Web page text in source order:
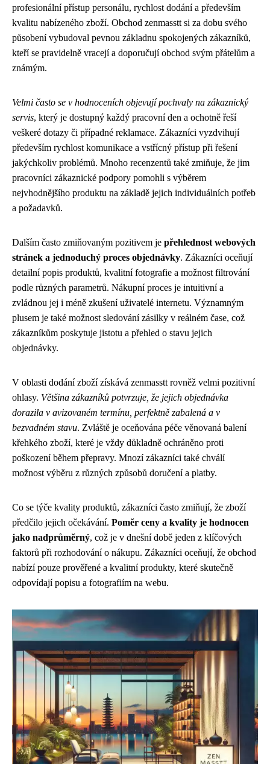
profesionální přístup personálu, rychlost dodání a především
kvalitu nabízeného zboží. Obchod zenmasstt si za dobu svého
působení vybudoval pevnou základnu spokojených zákazníků,
kteří se pravidelně vracejí a doporučují obchod svým přátelům a
známým.
Velmi často se v hodnoceních objevují pochvaly na zákaznický
servis, který je dostupný každý pracovní den a ochotně řeší
veškeré dotazy či případné reklamace. Zákazníci vyzdvihují
především rychlost komunikace a vstřícný přístup při řešení
jakýchkoliv problémů. Mnoho recenzentů také zmiňuje, že jim
pracovníci zákaznické podpory pomohli s výběrem
nejvhodnějšího produktu na základě jejich individuálních potřeb
a požadavků.
Dalším často zmiňovaným pozitivem je přehlednost webových
stránek a jednoduchý proces objednávky. Zákazníci oceňují
detailní popis produktů, kvalitní fotografie a možnost filtrování
podle různých parametrů. Nákupní proces je intuitivní a
zvládnou jej i méně zkušení uživatelé internetu. Významným
plusem je také možnost sledování zásilky v reálném čase, což
zákazníkům poskytuje jistotu a přehled o stavu jejich
objednávky.
V oblasti dodání zboží získává zenmasstt rovněž velmi pozitivní
ohlasy. Většina zákazníků potvrzuje, že jejich objednávka
dorazila v avizovaném termínu, perfektně zabalená a v
bezvadném stavu. Zvláště je oceňována péče věnovaná balení
křehkého zboží, které je vždy důkladně ochráněno proti
poškození během přepravy. Mnozí zákazníci také chválí
možnost výběru z různých způsobů doručení a platby.
Co se týče kvality produktů, zákazníci často zmiňují, že zboží
předčilo jejich očekávání. Poměr ceny a kvality je hodnocen
jako nadprůměrný, což je v dnešní době jeden z klíčových
faktorů při rozhodování o nákupu. Zákazníci oceňují, že obchod
nabízí pouze prověřené a kvalitní produkty, které skutečně
odpovídají popisu a fotografiím na webu.